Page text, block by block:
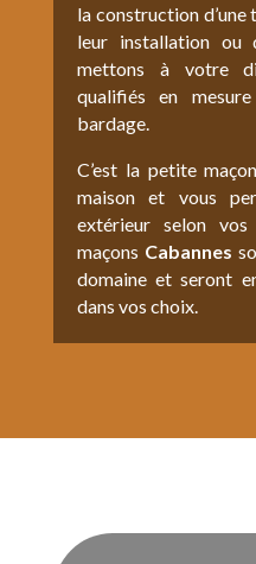
la construction d’une
leur installation ou
mettons à votre
qualifiés en
bardage.
C’est la petite
maison et vous
extérieur selon
maçons Cabannes
domaine et seront
dans vos choix.